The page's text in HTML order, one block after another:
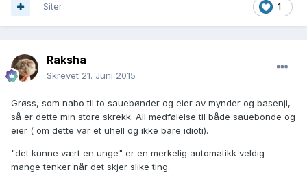
1
Siter
Raksha
Skrevet 21. Juni 2015
Grøss, som nabo til to sauebønder og eier av mynder og basenji,
så er dette min store skrekk. All medfølelse til både sauebonde og
eier ( om dette var et uhell og ikke bare idioti).
"det kunne vært en unge" er en merkelig automatikk veldig
mange tenker når det skjer slike ting.